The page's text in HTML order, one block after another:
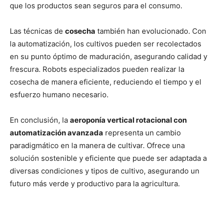
que los productos sean seguros para el consumo.
Las técnicas de cosecha también han evolucionado. Con
la automatización, los cultivos pueden ser recolectados
en su punto óptimo de maduración, asegurando calidad y
frescura. Robots especializados pueden realizar la
cosecha de manera eficiente, reduciendo el tiempo y el
esfuerzo humano necesario.
En conclusión, la aeroponía vertical rotacional con
automatización avanzada representa un cambio
paradigmático en la manera de cultivar. Ofrece una
solución sostenible y eficiente que puede ser adaptada a
diversas condiciones y tipos de cultivo, asegurando un
futuro más verde y productivo para la agricultura.